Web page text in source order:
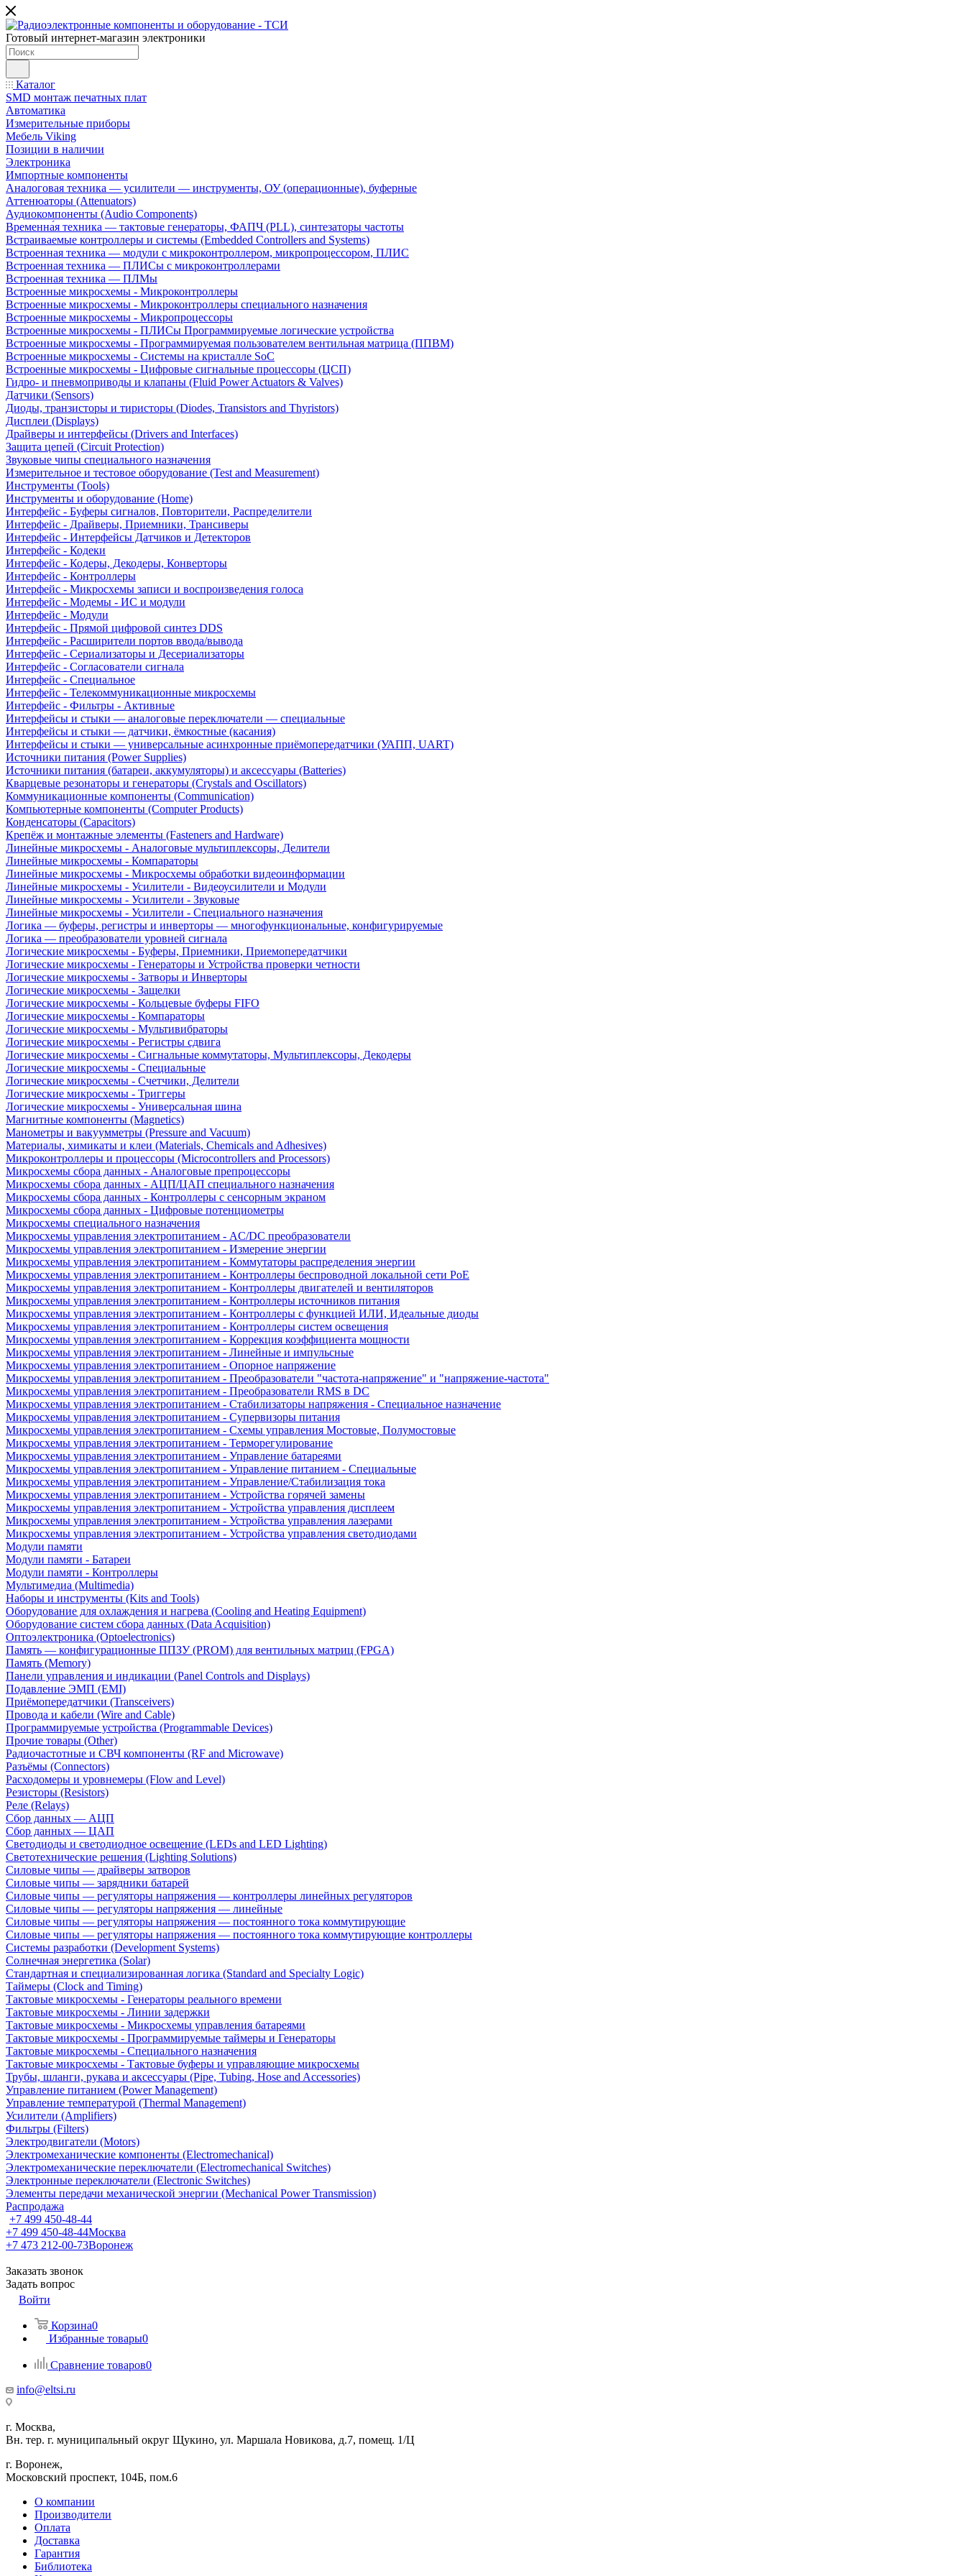
Готовый интернет-магазин электроники
Каталог
SMD монтаж печатных плат
Автоматика
Измерительные приборы
Мебель Viking
Позиции в наличии
Электроника
Импортные компоненты
Аналоговая техника — усилители — инструменты, ОУ (операционные), буферные
Аттенюаторы (Attenuators)
Аудиокомпоненты (Audio Components)
Временна́я техника — тактовые генераторы, ФАПЧ (PLL), синтезаторы частоты
Встраиваемые контроллеры и системы (Embedded Controllers and Systems)
Встроенная техника — модули с микроконтроллером, микропроцессором, ПЛИС
Встроенная техника — ПЛИСы с микроконтроллерами
Встроенная техника — ПЛМы
Встроенные микросхемы - Микроконтроллеры
Встроенные микросхемы - Микроконтроллеры специального назначения
Встроенные микросхемы - Микропроцессоры
Встроенные микросхемы - ПЛИСы Программируемые логические устройства
Встроенные микросхемы - Программируемая пользователем вентильная матрица (ППВМ)
Встроенные микросхемы - Системы на кристалле SoC
Встроенные микросхемы - Цифровые сигнальные процессоры (ЦСП)
Гидро- и пневмоприводы и клапаны (Fluid Power Actuators & Valves)
Датчики (Sensors)
Диоды, транзисторы и тиристоры (Diodes, Transistors and Thyristors)
Дисплеи (Displays)
Драйверы и интерфейсы (Drivers and Interfaces)
Защита цепей (Circuit Protection)
Звуковые чипы специального назначения
Измерительное и тестовое оборудование (Test and Measurement)
Инструменты (Tools)
Инструменты и оборудование (Home)
Интерфейс - Буферы сигналов, Повторители, Распределители
Интерфейс - Драйверы, Приемники, Трансиверы
Интерфейс - Интерфейсы Датчиков и Детекторов
Интерфейс - Кодеки
Интерфейс - Кодеры, Декодеры, Конверторы
Интерфейс - Контроллеры
Интерфейс - Микросхемы записи и воспроизведения голоса
Интерфейс - Модемы - ИС и модули
Интерфейс - Модули
Интерфейс - Прямой цифровой синтез DDS
Интерфейс - Расширители портов ввода/вывода
Интерфейс - Сериализаторы и Десериализаторы
Интерфейс - Согласователи сигнала
Интерфейс - Специальное
Интерфейс - Телекоммуникационные микросхемы
Интерфейс - Фильтры - Активные
Интерфейсы и стыки — аналоговые переключатели — специальные
Интерфейсы и стыки — датчики, ёмкостные (касания)
Интерфейсы и стыки — универсальные асинхронные приёмопередатчики (УАПП, UART)
Источники питания (Power Supplies)
Источники питания (батареи, аккумуляторы) и аксессуары (Batteries)
Кварцевые резонаторы и генераторы (Crystals and Oscillators)
Коммуникационные компоненты (Communication)
Компьютерные компоненты (Computer Products)
Конденсаторы (Capacitors)
Крепёж и монтажные элементы (Fasteners and Hardware)
Линейные микросхемы - Аналоговые мультиплексоры, Делители
Линейные микросхемы - Компараторы
Линейные микросхемы - Микросхемы обработки видеоинформации
Линейные микросхемы - Усилители - Видеоусилители и Модули
Линейные микросхемы - Усилители - Звуковые
Линейные микросхемы - Усилители - Специального назначения
Логика — буферы, регистры и инверторы — многофункциональные, конфигурируемые
Логика — преобразователи уровней сигнала
Логические микросхемы - Буферы, Приемники, Приемопередатчики
Логические микросхемы - Генераторы и Устройства проверки четности
Логические микросхемы - Затворы и Инверторы
Логические микросхемы - Защелки
Логические микросхемы - Кольцевые буферы FIFO
Логические микросхемы - Компараторы
Логические микросхемы - Мультивибраторы
Логические микросхемы - Регистры сдвига
Логические микросхемы - Сигнальные коммутаторы, Мультиплексоры, Декодеры
Логические микросхемы - Специальные
Логические микросхемы - Счетчики, Делители
Логические микросхемы - Триггеры
Логические микросхемы - Универсальная шина
Магнитные компоненты (Magnetics)
Манометры и вакуумметры (Pressure and Vacuum)
Материалы, химикаты и клеи (Materials, Chemicals and Adhesives)
Микроконтроллеры и процессоры (Microcontrollers and Processors)
Микросхемы сбора данных - Аналоговые препроцессоры
Микросхемы сбора данных - АЦП/ЦАП специального назначения
Микросхемы сбора данных - Контроллеры с сенсорным экраном
Микросхемы сбора данных - Цифровые потенциометры
Микросхемы специального назначения
Микросхемы управления электропитанием - AC/DC преобразователи
Микросхемы управления электропитанием - Измерение энергии
Микросхемы управления электропитанием - Коммутаторы распределения энергии
Микросхемы управления электропитанием - Контроллеры беспроводной локальной сети PoE
Микросхемы управления электропитанием - Контроллеры двигателей и вентиляторов
Микросхемы управления электропитанием - Контроллеры источников питания
Микросхемы управления электропитанием - Контроллеры с функцией ИЛИ, Идеальные диоды
Микросхемы управления электропитанием - Контроллеры систем освещения
Микросхемы управления электропитанием - Коррекция коэффициента мощности
Микросхемы управления электропитанием - Линейные и импульсные
Микросхемы управления электропитанием - Опорное напряжение
Микросхемы управления электропитанием - Преобразователи "частота-напряжение" и "напряжение-частота"
Микросхемы управления электропитанием - Преобразователи RMS в DC
Микросхемы управления электропитанием - Стабилизаторы напряжения - Специальное назначение
Микросхемы управления электропитанием - Супервизоры питания
Микросхемы управления электропитанием - Схемы управления Мостовые, Полумостовые
Микросхемы управления электропитанием - Терморегулирование
Микросхемы управления электропитанием - Управление батареями
Микросхемы управления электропитанием - Управление питанием - Специальные
Микросхемы управления электропитанием - Управление/Стабилизация тока
Микросхемы управления электропитанием - Устройства горячей замены
Микросхемы управления электропитанием - Устройства управления дисплеем
Микросхемы управления электропитанием - Устройства управления лазерами
Микросхемы управления электропитанием - Устройства управления светодиодами
Модули памяти
Модули памяти - Батареи
Модули памяти - Контроллеры
Мультимедиа (Multimedia)
Наборы и инструменты (Kits and Tools)
Оборудование для охлаждения и нагрева (Cooling and Heating Equipment)
Оборудование систем сбора данных (Data Acquisition)
Оптоэлектроника (Optoelectronics)
Память — конфигурационные ППЗУ (PROM) для вентильных матриц (FPGA)
Память (Memory)
Панели управления и индикации (Panel Controls and Displays)
Подавление ЭМП (EMI)
Приёмопередатчики (Transceivers)
Провода и кабели (Wire and Cable)
Программируемые устройства (Programmable Devices)
Прочие товары (Other)
Радиочастотные и СВЧ компоненты (RF and Microwave)
Разъёмы (Connectors)
Расходомеры и уровнемеры (Flow and Level)
Резисторы (Resistors)
Реле (Relays)
Сбор данных — АЦП
Сбор данных — ЦАП
Светодиоды и светодиодное освещение (LEDs and LED Lighting)
Светотехнические решения (Lighting Solutions)
Силовые чипы — драйверы затворов
Силовые чипы — зарядники батарей
Силовые чипы — регуляторы напряжения — контроллеры линейных регуляторов
Силовые чипы — регуляторы напряжения — линейные
Силовые чипы — регуляторы напряжения — постоянного тока коммутирующие
Силовые чипы — регуляторы напряжения — постоянного тока коммутирующие контроллеры
Системы разработки (Development Systems)
Солнечная энергетика (Solar)
Стандартная и специализированная логика (Standard and Specialty Logic)
Таймеры (Clock and Timing)
Тактовые микросхемы - Генераторы реального времени
Тактовые микросхемы - Линии задержки
Тактовые микросхемы - Микросхемы управления батареями
Тактовые микросхемы - Программируемые таймеры и Генераторы
Тактовые микросхемы - Специального назначения
Тактовые микросхемы - Тактовые буферы и управляющие микросхемы
Трубы, шланги, рукава и аксессуары (Pipe, Tubing, Hose and Accessories)
Управление питанием (Power Management)
Управление температурой (Thermal Management)
Усилители (Amplifiers)
Фильтры (Filters)
Электродвигатели (Motors)
Электромеханические компоненты (Electromechanical)
Электромеханические переключатели (Electromechanical Switches)
Электронные переключатели (Electronic Switches)
Элементы передачи механической энергии (Mechanical Power Transmission)
Распродажа
+7 499 450-48-44
+7 499 450-48-44Москва
+7 473 212-00-73Воронеж
Заказать звонок
Задать вопрос
Войти
Корзина0
Избранные товары0
Сравнение товаров0
info@eltsi.ru
г. Москва,
Вн. тер. г. муниципальный округ Щукино, ул. Маршала Новикова, д.7, помещ. 1/Ц
г. Воронеж,
​Московский проспект, 104Б, пом.6
О компании
Производители
Оплата
Доставка
Гарантия
Библиотека